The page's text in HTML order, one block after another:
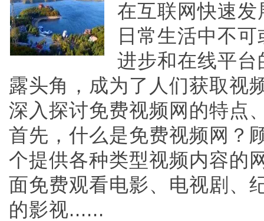
在互联网快速
日常生活中不
进步和在线平
露头角，成为了人们获取视
深入探讨免费视频网的特点
首先，什么是免费视频网？
个提供各种类型视频内容的
面免费观看电影、电视剧、
的影视......